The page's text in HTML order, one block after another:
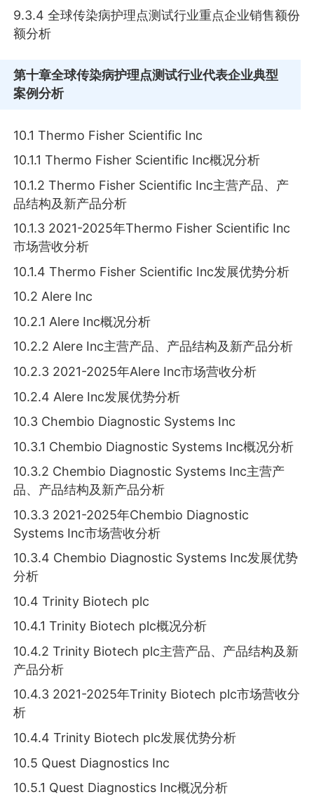
9.3.4 全球传染病护理点测试行业重点企业销售额份
额分析
第十章全球传染病护理点测试行业代表企业典型
案例分析
10.1 Thermo Fisher Scientific Inc
10.1.1 Thermo Fisher Scientific Inc概况分析
10.1.2 Thermo Fisher Scientific Inc主营产品、产
品结构及新产品分析
10.1.3 2021-2025年Thermo Fisher Scientific Inc
市场营收分析
10.1.4 Thermo Fisher Scientific Inc发展优势分析
10.2 Alere Inc
10.2.1 Alere Inc概况分析
10.2.2 Alere Inc主营产品、产品结构及新产品分析
10.2.3 2021-2025年Alere Inc市场营收分析
10.2.4 Alere Inc发展优势分析
10.3 Chembio Diagnostic Systems Inc
10.3.1 Chembio Diagnostic Systems Inc概况分析
10.3.2 Chembio Diagnostic Systems Inc主营产
品、产品结构及新产品分析
10.3.3 2021-2025年Chembio Diagnostic
Systems Inc市场营收分析
10.3.4 Chembio Diagnostic Systems Inc发展优势
分析
10.4 Trinity Biotech plc
10.4.1 Trinity Biotech plc概况分析
10.4.2 Trinity Biotech plc主营产品、产品结构及新
产品分析
10.4.3 2021-2025年Trinity Biotech plc市场营收分
析
10.4.4 Trinity Biotech plc发展优势分析
10.5 Quest Diagnostics Inc
10.5.1 Quest Diagnostics Inc概况分析